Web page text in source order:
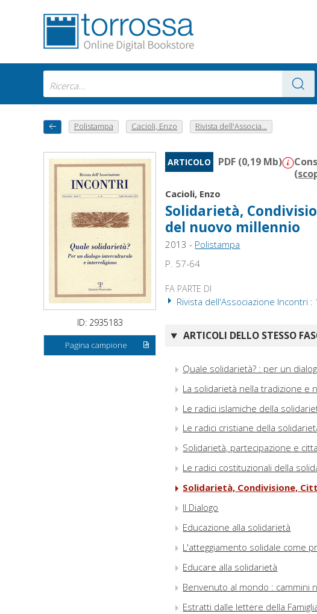
Polistampa Cacioli, Enzo Rivista dell'Associa...
ID: 2935183
Pagina campione
ARTICOLO PDF (0,19 Mb)
(
Cacioli, Enzo
Solidarietà,
del nuovo millennio
2013 - Polistampa
P. 57-64
FA PARTE DI
Rivista dell'Associazione Incontri :
ARTICOLI DELLO STESSO
Quale solidarietà? : per un
La solidarietà nella tradizione e
Le radici islamiche della
Le radici cristiane della
Solidarietà, partecipazione e
Le radici costituzionali della
Solidarietà, Condivisione,
Il Dialogo
Educazione alla solidarietà
L'atteggiamento solidale come
Educare alla solidarietà
Benvenuto al mondo : cammini
Estratti dalle lettere della